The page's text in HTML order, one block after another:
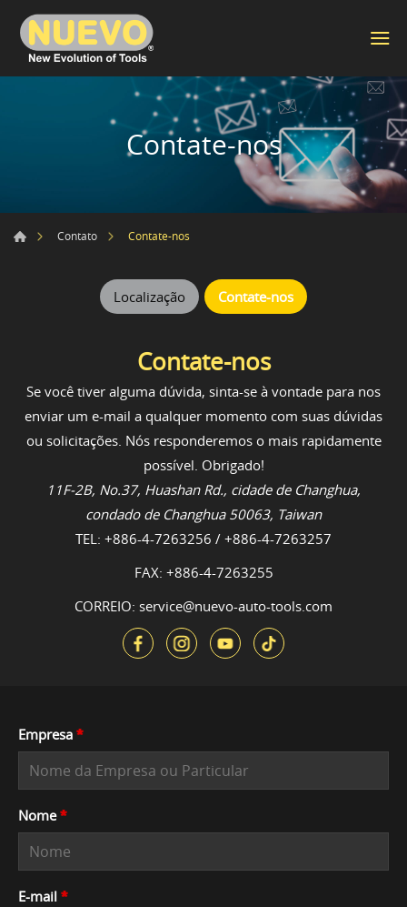
Contate-nos
Contato Contate-nos
Localização Contate-nos
Contate-nos
Se você tiver alguma dúvida, sinta-se à vontade para nos
enviar um e-mail a qualquer momento com suas dúvidas
ou solicitações. Nós responderemos o mais rapidamente
possível. Obrigado!
11F-2B, No.37, Huashan Rd., cidade de Changhua,
condado de Changhua 50063, Taiwan
TEL: +886-4-7263256 / +886-4-7263257
FAX: +886-4-7263255
CORREIO: service@nuevo-auto-tools.com
Empresa *
Nome*
E-mail *